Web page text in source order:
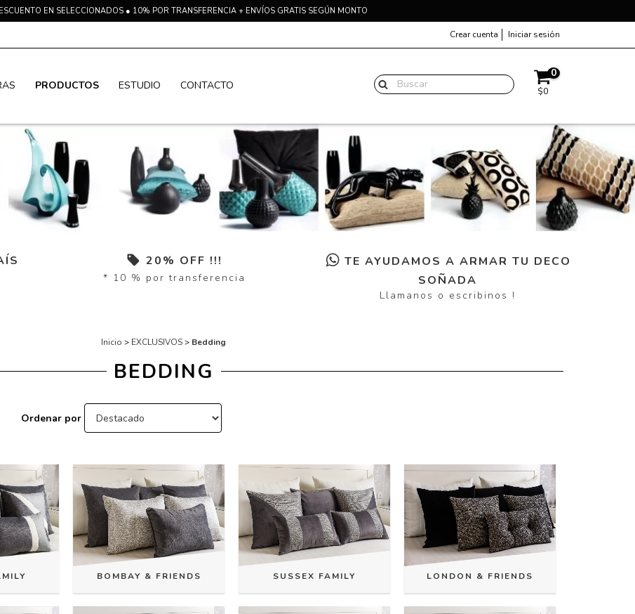
EN SELECCIONADOS ● 10% POR TRANSFERENCIA + ENVÍOS GRATIS SEGÚN MONTO
Crear cuenta Iniciar sesión
PRODUCTOS ESTUDIO CONTACTO
0
$0
20% OFF !!!
* 10 % por transferencia
TE AYUDAMOS A ARMAR TU DECO
SOÑADA
Llamanos o escribinos !
Inicio > EXCLUSIVOS> Bedding
BEDDING
Ordenar por
BOMBAY & FRIENDS SUSSEX FAMILY LONDON & FRIENDS